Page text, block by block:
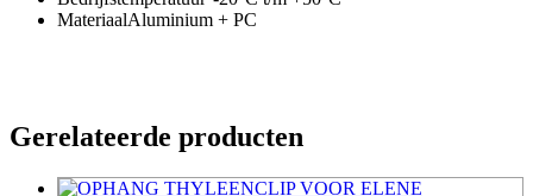
MateriaalAluminium + PC
Gerelateerde producten